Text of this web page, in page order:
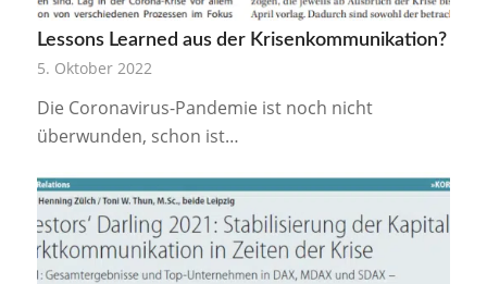
Lessons Learned aus der Krisenkommunikation?
5. Oktober 2022
Die Coronavirus-Pandemie ist noch nicht
überwunden, schon ist…